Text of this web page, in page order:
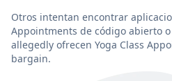
Otros intentan encontrar
Appointments de código abierto
allegedly ofrecen Yoga Class
bargain.